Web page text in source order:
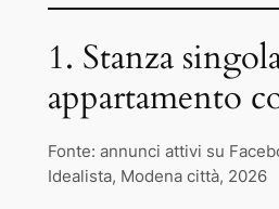
1. Stanza
appartamento
Fonte: annunci attivi su
Idealista, Modena città, 2026